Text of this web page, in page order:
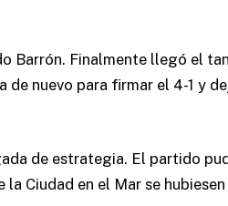
Barrón. Finalmente llegó el
nuevo para firmar el 4-1 y
de estrategia. El partido
Ciudad en el Mar se